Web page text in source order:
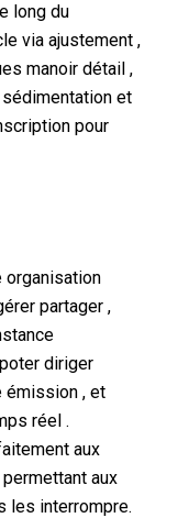
long du
via ajustement ,
manoir détail ,
et
pour
organisation
partager ,
diriger
émission , et
réel .
aux
aux
les interrompre.